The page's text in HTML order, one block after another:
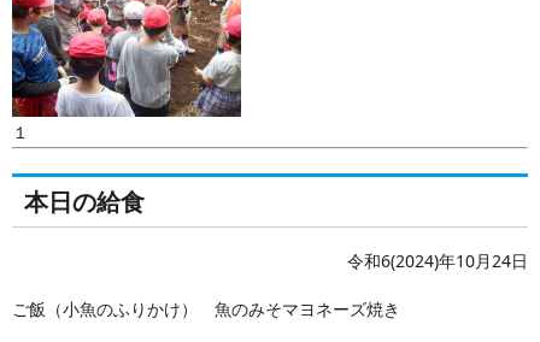
１
本日の給食
令和6(2024)年10月24日
ご飯（小魚のふりかけ） 魚のみそマヨネーズ焼き